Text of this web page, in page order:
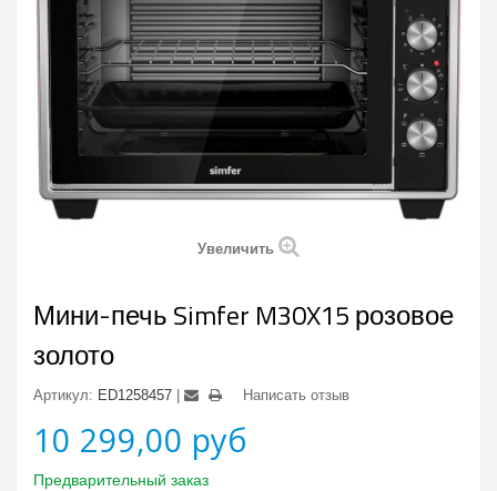
Увеличить
Мини-печь Simfer M30X15 розовое
золото
Артикул: ED1258457 Написать отзыв
10 299,00 руб
Предварительный заказ